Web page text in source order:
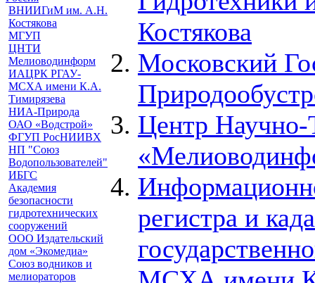
ВНИИГиМ им. А.Н.
Костякова
МГУП
ЦНТИ
Мелиоводинформ
ИАЦРК РГАУ-
МСХА имени К.А.
Тимирязева
НИА-Природа
ОАО «Водстрой»
ФГУП РосНИИВХ
НП "Союз
Водопользователей"
ИБГС
Академия
безопасности
гидротехнических
сооружений
ООО Издательский
дом «Экомедиа»
Союз водников и
мелиораторов
Костякова
Московский
Центр
регистра и